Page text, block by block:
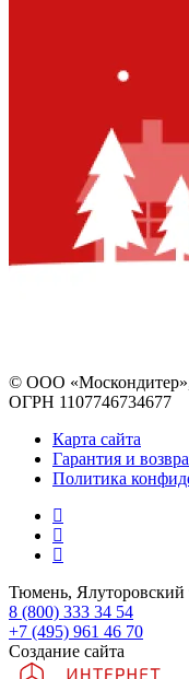
© ООО
ОГРН 1107746734677
Карта сайта
Гарантия и
Политика
Тюмень, Ялуторовский
8 (800) 333 34 54
+7 (495) 961 46 70
Создание сайта